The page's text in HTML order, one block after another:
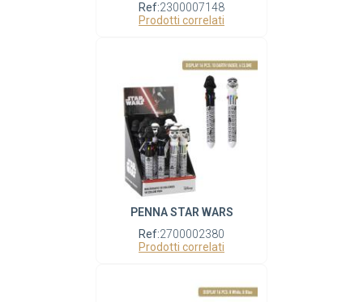
Ref:2300007148
Prodotti correlati
PENNA STAR WARS
Ref:2700002380
Prodotti correlati